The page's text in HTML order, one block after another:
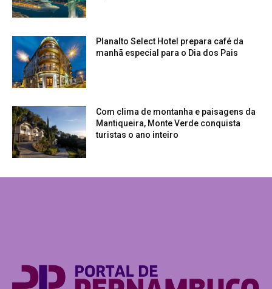
Planalto Select Hotel prepara café da
manhã especial para o Dia dos Pais
Com clima de montanha e paisagens da
Mantiqueira, Monte Verde conquista
turistas o ano inteiro